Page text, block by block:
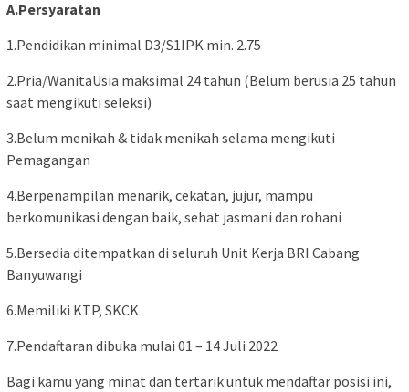
A.Persyaratan
1.Pendidikan minimal D3/S1IPK min. 2.75
2.Pria/WanitaUsia maksimal 24 tahun (Belum berusia 25 tahun
saat mengikuti seleksi)
3.Belum menikah & tidak menikah selama mengikuti
Pemagangan
4.Berpenampilan menarik, cekatan, jujur, mampu
berkomunikasi dengan baik, sehat jasmani dan rohani
5.Bersedia ditempatkan di seluruh Unit Kerja BRI Cabang
Banyuwangi
6.Memiliki KTP, SKCK
7.Pendaftaran dibuka mulai 01 – 14 Juli 2022
Bagi kamu yang minat dan tertarik untuk mendaftar posisi ini,